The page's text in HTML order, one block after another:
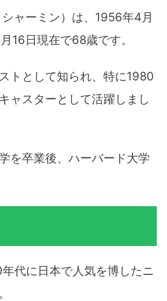
ャーミン）は、1956年4月
16日現在で68歳です。
トとして知られ、特に1980
ャスターとして活躍しまし
を卒業後、ハーバード大学
代に日本で人気を博したニ